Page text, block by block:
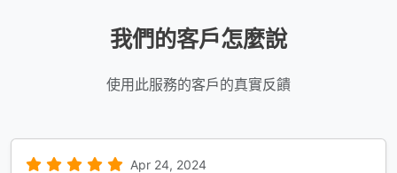
我們的客戶怎麼說
使用此服務的客戶的真實反饋
Apr 24, 2024